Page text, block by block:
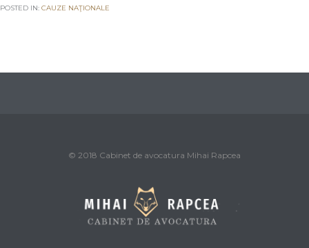
POSTED IN: CAUZE NAŢIONALE
© 2018 Cabinet de avocatura Mihai Rapcea